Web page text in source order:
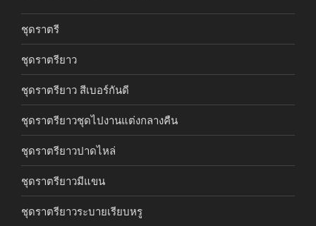
ชุดราตรี
ชุดราตรียาว
ชุดราตรียาว สีเบอร์กันดี
ชุดราตรียาวชุดไปงานแต่งกลางคืน
ชุดราตรียาวปาดไหล่
ชุดราตรียาวมีแขน
ชุดราตรียาวระบายเรียบหรู